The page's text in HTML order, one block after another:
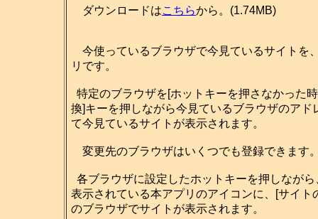
ダウンロードはこちらから。(1.74MB)
今使っているブラウザで今見ているサイトを
リです。
特定のブラウザを[ホットキーを押さなかった
換]キーを押しながら今見ているブラウザのア
て今見ているサイトが表示されます。
変更先のブラウザはいくつでも登録できます
各ブラウザに設定したホットキーを押しなが
表示されている本アプリのアイコンに、[サイ
のブラウザでサイトが表示されます。